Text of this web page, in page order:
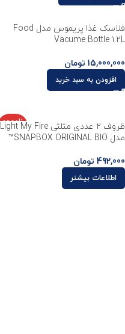
فلاسک غذا پریموس مدل Food
Vacume Bottle 1.2L
15,000,000 تومان
افزودن به سبد خرید
ناموجو
د
ظروف ۲ عددی مثلثی Light My Fire
مدل SNAPBOX ORIGINAL BIO™
492,000 تومان
اطلاعات بیشتر